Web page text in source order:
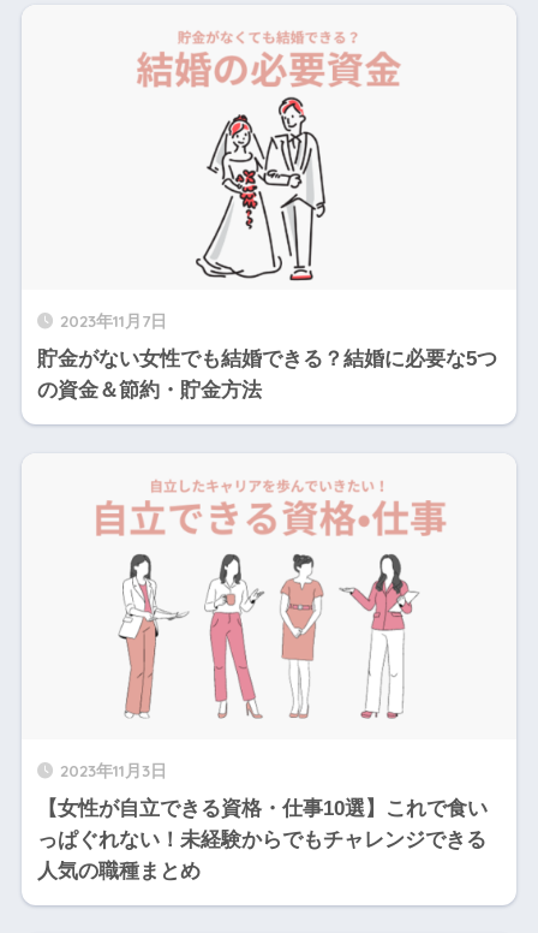
2023年11月7日
貯金がない女性でも結婚できる？結婚に必要な5つ
の資金＆節約・貯金方法
2023年11月3日
【女性が自立できる資格・仕事10選】これで食い
っぱぐれない！未経験からでもチャレンジできる
人気の職種まとめ